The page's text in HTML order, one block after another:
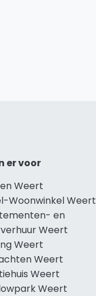
er voor
Weert
Woonwinkel Weert
en
Weert
Weert
Weert
Weert
Weert